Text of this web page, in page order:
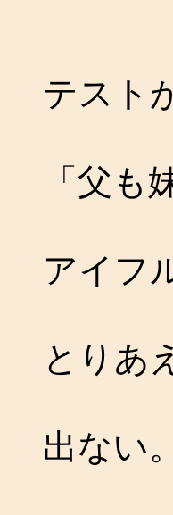
テスト
「父
アイフ
とりあ
出ない。